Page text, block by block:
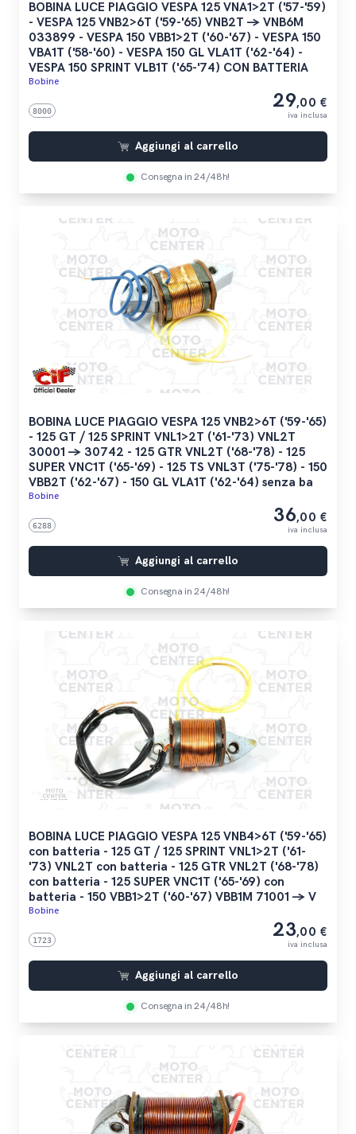
BOBINA LUCE PIAGGIO VESPA 125 VNA1>2T ('57-'59)
- VESPA 125 VNB2>6T ('59-'65) VNB2T -> VNB6M
033899 - VESPA 150 VBB1>2T ('60-'67) - VESPA 150
VBA1T ('58-'60) - VESPA 150 GL VLA1T ('62-'64) -
VESPA 150 SPRINT VLB1T ('65-'74) CON BATTERIA
Bobine
8000 29,00 €
iva inclusa
Aggiungi al carrello
Consegna in 24/48h!
BOBINA LUCE PIAGGIO VESPA 125 VNB2>6T ('59-'65)
- 125 GT / 125 SPRINT VNL1>2T ('61-'73) VNL2T
30001 -> 30742 - 125 GTR VNL2T ('68-'78) - 125
SUPER VNC1T ('65-'69) - 125 TS VNL3T ('75-'78) - 150
VBB2T ('62-'67) - 150 GL VLA1T ('62-'64) senza ba
Bobine
6288 36,00 €
iva inclusa
Aggiungi al carrello
Consegna in 24/48h!
BOBINA LUCE PIAGGIO VESPA 125 VNB4>6T ('59-'65)
con batteria - 125 GT / 125 SPRINT VNL1>2T ('61-
'73) VNL2T con batteria - 125 GTR VNL2T ('68-'78)
con batteria - 125 SUPER VNC1T ('65-'69) con
batteria - 150 VBB1>2T ('60-'67) VBB1M 71001 -> V
Bobine
1723 23,00 €
iva inclusa
Aggiungi al carrello
Consegna in 24/48h!